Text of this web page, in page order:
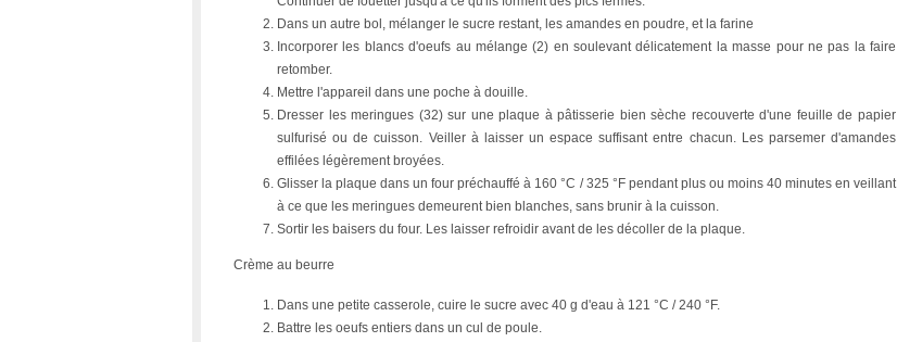
Dans un autre bol, mélanger le sucre restant, les amandes en poudre, et la farine
Incorporer les blancs d'oeufs au mélange (2) en soulevant délicatement la masse pour ne pas la faire
retomber.
Mettre l'appareil dans une poche à douille.
Dresser les meringues (32) sur une plaque à pâtisserie bien sèche recouverte d'une feuille de papier
sulfurisé ou de cuisson. Veiller à laisser un espace suffisant entre chacun. Les parsemer d'amandes
effilées légèrement broyées.
Glisser la plaque dans un four préchauffé à 160 °C / 325 °F pendant plus ou moins 40 minutes en veillant
à ce que les meringues demeurent bien blanches, sans brunir à la cuisson.
Sortir les baisers du four. Les laisser refroidir avant de les décoller de la plaque.
Crème au beurre
Dans une petite casserole, cuire le sucre avec 40 g d'eau à 121 °C / 240 °F.
Battre les oeufs entiers dans un cul de poule.